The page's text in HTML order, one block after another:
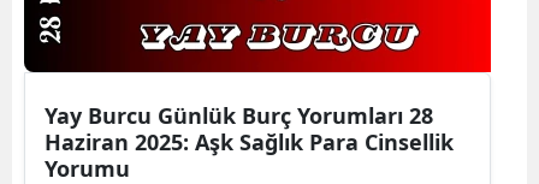
Yay Burcu Günlük Burç Yorumları 28
Haziran 2025: Aşk Sağlık Para Cinsellik
Yorumu